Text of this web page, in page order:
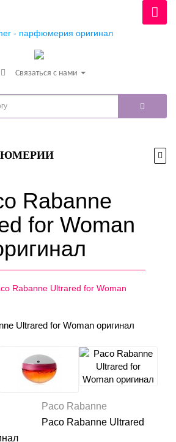
Связаться с нами
Rabanne
for Woman
Rabanne Ultrared for Woman
Paco Rabanne
Paco Rabanne Ultrared